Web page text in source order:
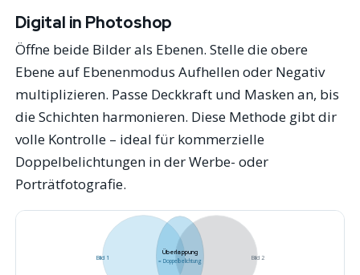
Digital in Photoshop
Öffne beide Bilder als Ebenen. Stelle die obere
Ebene auf EbenenmodusAufhellenoder Negativ
multiplizieren. Passe Deckkraft und Masken an, bis
die Schichten harmonieren. Diese Methode gibt dir
volle Kontrolle – ideal für kommerzielle
Doppelbelichtungen in der Werbe- oder
Porträtfotografie.
Bild 1 Bild 2
Überlappung
= Doppelbelichtung